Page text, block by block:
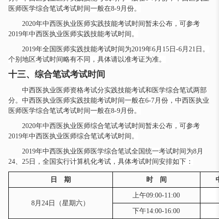
医师医学综合笔试考试时间一般在8-9月份。
2020年中西医执业医师实践技能考试时间暂未公布，可参考
2019年中西医执业医师实践技能考试时间。
2019年全国医师实践技能考试时间为2019年6月15日-6月21日。
个别地区考试时间略有不同，具体请以准考证为准。
十三、综合笔试考试时间
中西医执业医师资格考试分实践技能考试和医学综合笔试两部
分。中西医执业医师实践技能考试时间一般在6-7月份，中西医执业
医师医学综合笔试考试时间一般在8-9月份。
2020年中西医执业医师综合笔试考试时间暂未公布，可参考
2019年中西医执业医师综合笔试考试时间。
2019年中西医执业医师医学综合笔试全国统一考试时间为8月
24、25日，全国实行计算机化考试，具体考试时间安排如下：
日 期 时 间
8月24日（星期六）
上午09:00-11:00
下午14:00-16:00